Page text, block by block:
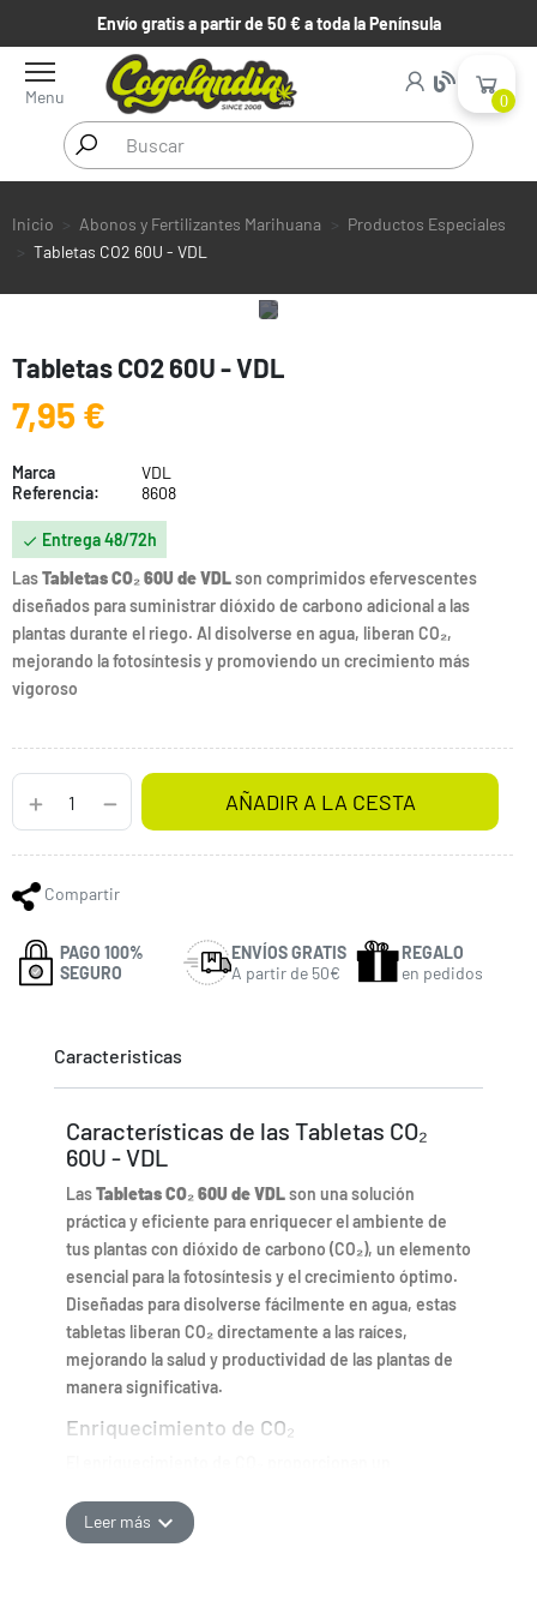
Envío gratis a partir de 50 € a toda la Península
Menu 0
Inicio Abonos y Fertilizantes Marihuana
Productos Especiales
Tabletas CO2 60U - VDL
Tabletas CO2 60U - VDL
7,95 €
Marca
VDL
Referencia:
8608
 Entrega 48/72h
LasTabletas CO₂ 60U de VDLson comprimidos efervescentes
diseñados para suministrar dióxido de carbono adicional a las
plantas durante el riego. Al disolverse en agua, liberan CO₂,
mejorando la fotosíntesis y promoviendo un crecimiento más
vigoroso
AÑADIR A LA CESTA
Compartir
PAGO 100%
SEGURO
ENVÍOS GRATIS
A partir de 50€
REGALO
en pedidos
Caracteristicas
Características de las Tabletas CO₂
60U - VDL
LasTabletas CO₂ 60U de VDLson una solución
práctica y eficiente para enriquecer el ambiente de
tus plantas con dióxido de carbono (CO₂), un elemento
esencial para la fotosíntesis y el crecimiento óptimo.
Diseñadas para disolverse fácilmente en agua, estas
tabletas liberan CO₂ directamente a las raíces,
mejorando la salud y productividad de las plantas de
manera significativa.
Enriquecimiento de CO₂
mejora la fotosíntesis, incrementando el vigor y la
velocidad de crecimiento. Ideal para cultivos rápidos y
Leer más expand_more